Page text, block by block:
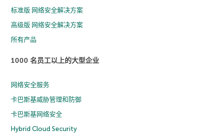
标准版 网络安全解决方案
高级版 网络安全解决方案
所有产品
1000 名员工以上的大型企业
网络安全服务
卡巴斯基威胁管理和防御
卡巴斯基网络安全
Hybrid Cloud Security